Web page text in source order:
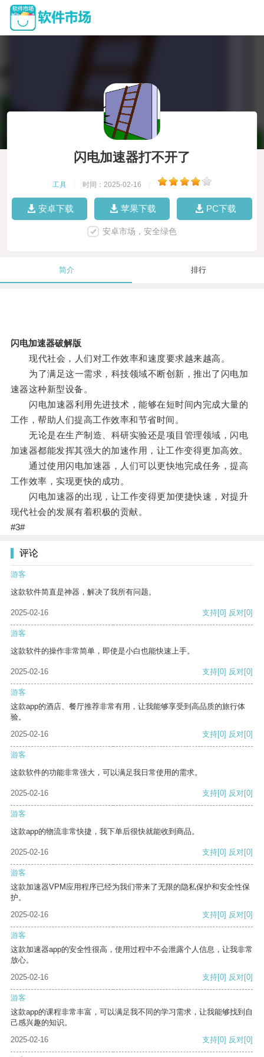
闪电加速器打不开了
工具 时间：2025-02-16
安卓下载 苹果下载 PC下载
安卓市场，安全绿色
简介 排行
闪电加速器破解版
现代社会，人们对工作效率和速度要求越来越高。
为了满足这一需求，科技领域不断创新，推出了闪电加
速器这种新型设备。
闪电加速器利用先进技术，能够在短时间内完成大量的
工作，帮助人们提高工作效率和节省时间。
无论是在生产制造、科研实验还是项目管理领域，闪电
加速器都能发挥其强大的加速作用，让工作变得更加高效。
通过使用闪电加速器，人们可以更快地完成任务，提高
工作效率，实现更快的成功。
闪电加速器的出现，让工作变得更加便捷快速，对提升
现代社会的发展有着积极的贡献。
#3#
评论
游客
这款软件简直是神器，解决了我所有问题。
2025-02-16 支持[0] 反对[0]
游客
这款软件的操作非常简单，即使是小白也能快速上手。
2025-02-16 支持[0] 反对[0]
游客
这款app的酒店、餐厅推荐非常有用，让我能够享受到高品质的旅行体
验。
2025-02-16
支持[0] 反对[0]
游客
这款软件的功能非常强大，可以满足我日常使用的需求。
2025-02-16 支持[0] 反对[0]
游客
这款app的物流非常快捷，我下单后很快就能收到商品。
2025-02-16 支持[0] 反对[0]
游客
这款加速器VPM应用程序已经为我们带来了无限的隐私保护和安全性保
护。
2025-02-16
支持[0] 反对[0]
游客
这款加速器app的安全性很高，使用过程中不会泄露个人信息，让我非常
放心。
2025-02-16
支持[0] 反对[0]
游客
这款app的课程非常丰富，可以满足我不同的学习需求，让我能够找到自
己感兴趣的知识。
2025-02-16
支持[0] 反对[0]